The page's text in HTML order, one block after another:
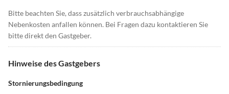
Bitte beachten Sie, dass zusätzlich verbrauchsabhängige
Nebenkosten anfallen können. Bei Fragen dazu kontaktieren Sie
bitte direkt den Gastgeber.
Hinweise des Gastgebers
Stornierungsbedingung